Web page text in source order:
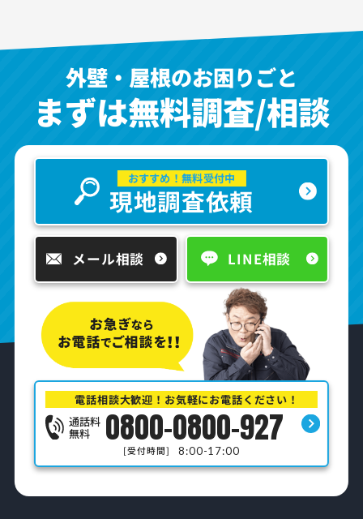
外壁・屋根のお困りごと
まずは無料調査/相談
おすすめ！無料受付中
現地調査依頼
メール相談 LINE相談
電話相談大歓迎！お気軽にお電話ください！
通話料
無料 0800-0800-927
[受付時間] 8:00-17:00